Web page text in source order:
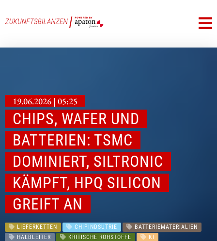
19.06.2026 | 05:25
CHIPS, WAFER UND
BATTERIEN: TSMC
DOMINIERT, SILTRONIC
KÄMPFT, HPQ SILICON
GREIFT AN
LIEFERKETTEN CHIPINDSUTRIE
BATTERIEMATERIALIEN
HALBLEITER
KRITISCHE ROHSTOFFE
KI